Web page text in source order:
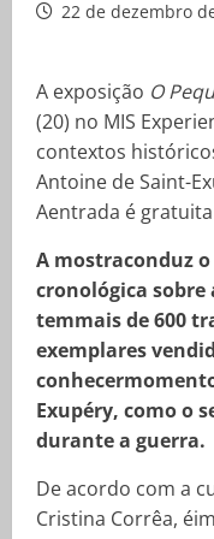
22 de dezembro
A exposição O
(20) no MIS
contextos
Antoine de Saint-
Aentrada é
A mostraconduz
cronológica sobre
temmais de 600
exemplares
Exupéry, como o
durante a guerra.
De acordo com a
Cristina Corrêa,